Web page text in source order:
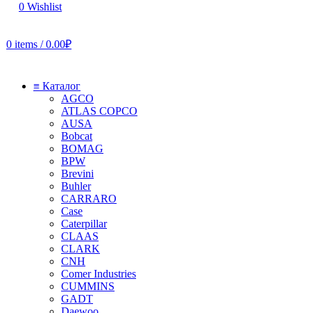
0 Wishlist
0 items / 0.00₽
≡ Каталог
AGCO
ATLAS COPCO
AUSA
Bobcat
BOMAG
BPW
Brevini
Buhler
CARRARO
Case
Caterpillar
CLAAS
CLARK
CNH
Comer Industries
CUMMINS
GADT